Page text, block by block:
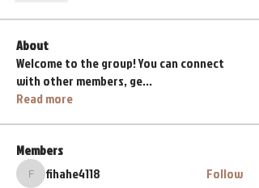
About
Welcome to the group! You can connect
with other members, ge...
Read more
Members
fihahe4118
fihahe4118 Follow